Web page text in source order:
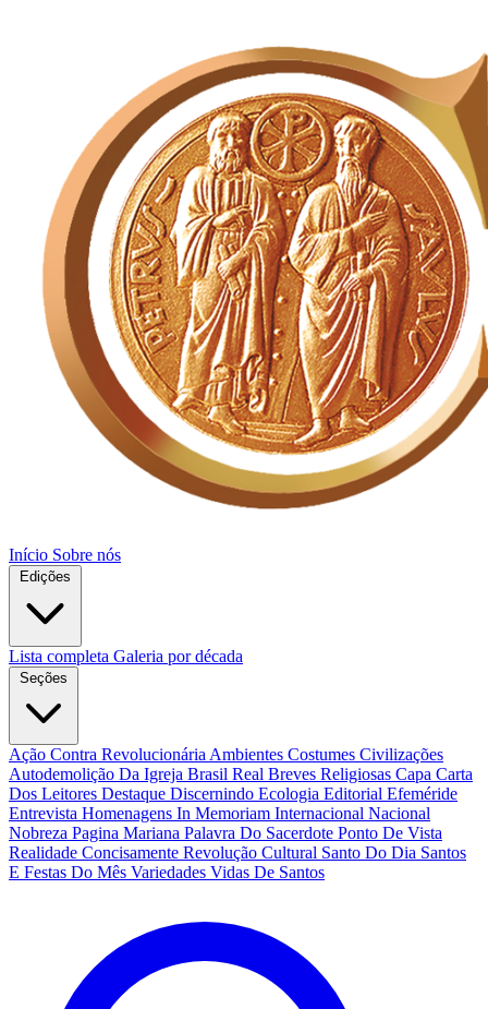
Início Sobre nós
Edições
Lista completa Galeria por década
Seções
Ação Contra Revolucionária Ambientes Costumes Civilizações
Autodemolição Da Igreja Brasil Real Breves Religiosas Capa Carta
Dos Leitores Destaque Discernindo Ecologia Editorial Efeméride
Entrevista Homenagens In Memoriam Internacional Nacional
Nobreza Pagina Mariana Palavra Do Sacerdote Ponto De Vista
Realidade Concisamente Revolução Cultural Santo Do Dia Santos
E Festas Do Mês Variedades Vidas De Santos